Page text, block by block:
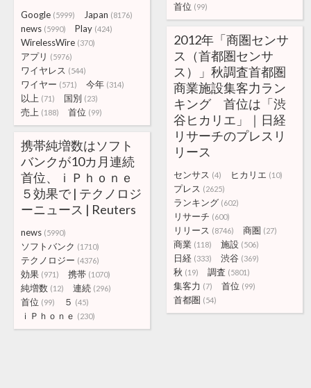
首位 (99)
Google (5999) Japan (8176)
news (5990) Play (424)
WirelessWire (370)
アプリ (5976)
ワイヤレス (544)
ワイヤー (571) 今年 (314)
以上 (71) 国別 (23)
売上 (188) 首位 (99)
2012年「商圏センサ
ス（首都圏センサ
ス）」秋調査首都圏
商業施設集客力ラン
キング 首位は「渋
谷ヒカリエ」｜日経
リサーチのプレスリ
リース
センサス (4) ヒカリエ (10)
プレス (2625)
ランキング (602)
リサーチ (600)
リリース (8746) 商圏 (27)
商業 (118) 施設 (506)
日経 (333) 渋谷 (369)
秋 (19) 調査 (5801)
集客力 (7) 首位 (99)
首都圏 (54)
携帯純増数はソフト
バンクが10カ月連続
首位、ｉＰｈｏｎｅ
５効果で | テクノロジ
ーニュース | Reuters
news (5990)
ソフトバンク (1710)
テクノロジー (4376)
効果 (971) 携帯 (1070)
純増数 (12) 連続 (296)
首位 (99) ５ (45)
ｉＰｈｏｎｅ (230)